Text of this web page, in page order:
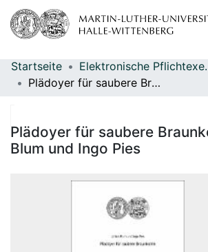
Bereiche & Sammlungen
Statistiken
Startseite
Plädoyer für saubere Braunkohle / Ulrich Blum und Ingo Pies
Plädoyer für saubere
Blum und Ingo Pies